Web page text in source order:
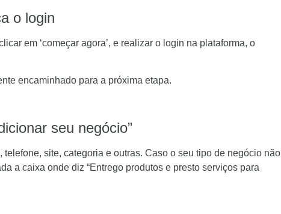
o login
em ‘começar agora’, e realizar o login na plataforma, o
encaminhado para a próxima etapa.
seu negócio”
site, categoria e outras. Caso o seu tipo de negócio não
a caixa onde diz “Entrego produtos e presto serviços para